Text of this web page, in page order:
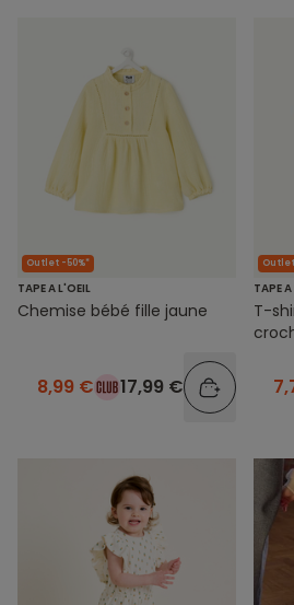
Outlet -50%*
TAPE A L'OEIL
Chemise bébé fille jaune
8,99 € 17,99 €
TAPE
T-